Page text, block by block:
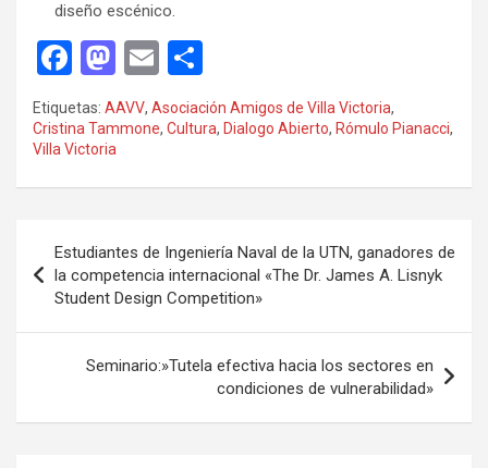
diseño escénico.
F
a
ce
b
o
k
M
a
st
o
d
n
E
m
ail
o
m
ar
Etiquetas: AAVV, Asociación Amigos de Villa Victoria,
Cristina Tammone, Cultura, Dialogo Abierto, Rómulo Pianacci,
Villa Victoria
de
entradas
Estudiantes de Ingeniería Naval de la UTN, ganadores de
la competencia internacional «The Dr. James A. Lisnyk
Student Design Competition»
Seminario:»Tutela efectiva hacia los sectores en
condiciones de vulnerabilidad»